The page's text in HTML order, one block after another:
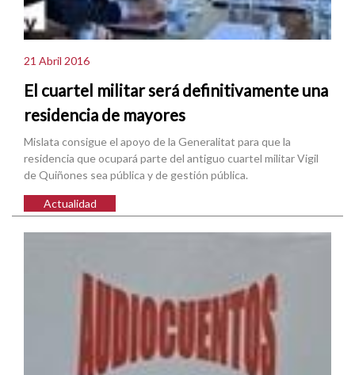
21 Abril 2016
El cuartel militar será definitivamente una
residencia de mayores
Mislata consigue el apoyo de la Generalitat para que la
residencia que ocupará parte del antiguo cuartel militar Vigil
de Quiñones sea pública y de gestión pública.
Actualidad